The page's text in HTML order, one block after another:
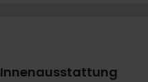
Innenausstattung